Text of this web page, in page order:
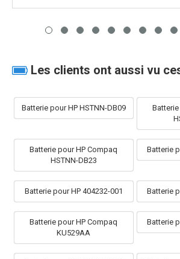
Les clients ont aussi vu
Batterie pour HP HSTNN-DB09
Batterie pour HP Compaq
HSTNN-DB23
Batterie
Batterie pour HP 404232-001 Batterie
Batterie pour HP Compaq
KU529AA
Batterie